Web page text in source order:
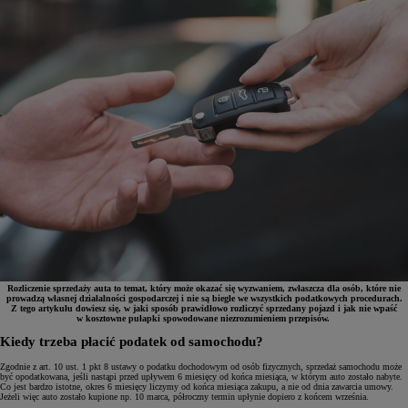
Rozliczenie sprzedaży auta to temat, który może okazać się wyzwaniem, zwłaszcza dla osób, które nie
prowadzą własnej działalności gospodarczej i nie są biegłe we wszystkich podatkowych procedurach.
Z tego artykułu dowiesz się, w jaki sposób prawidłowo rozliczyć sprzedany pojazd i jak nie wpaść
w kosztowne pułapki spowodowane niezrozumieniem przepisów.
Kiedy trzeba płacić podatek od samochodu?
Zgodnie z art. 10 ust. 1 pkt 8 ustawy o podatku dochodowym od osób fizycznych, sprzedaż samochodu może
być opodatkowana, jeśli nastąpi przed upływem 6 miesięcy od końca miesiąca, w którym auto zostało nabyte.
Co jest bardzo istotne, okres 6 miesięcy liczymy od końca miesiąca zakupu, a nie od dnia zawarcia umowy.
Jeżeli więc auto zostało kupione np. 10 marca, półroczny termin upłynie dopiero z końcem września.